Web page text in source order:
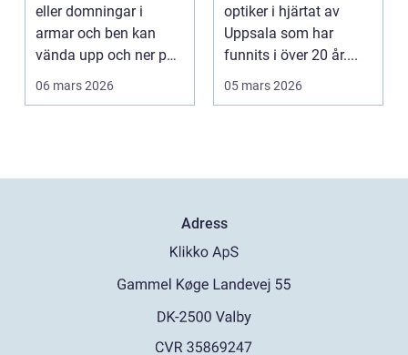
eller domningar i
armar och ben kan
vända upp och ner på
vardagen. Många
06 mars 2026
optiker i hjärtat av
Uppsala som har
funnits i över 20 år....
05 mars 2026
Adress